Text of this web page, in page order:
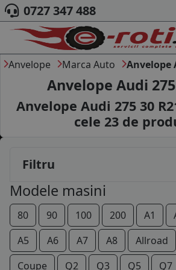
ACASA
DESPRE NOI
ANVELOPE
AUTO
CAMION
MOTO
MARCA AUTO
BLOG
B2B - COLABORARE
CONT
0727 347 488
Anvelope Marca Auto Anvelope
Anvelope Audi 275
Anvelope Audi 275 30
cele 23 de
Filtru
Modele masini
80 90 100 200 A1
A5
A6 A7 A8 Allroad
Coupe
Q2 Q3 Q5 Q7
255/55R19
265/35R19
265/50R19
295/30R19
295/35R19
245/30R20
255/30R20
255/35R20
255/40R20
255/45R20